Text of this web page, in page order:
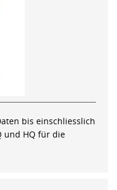
bis einschliesslich
und HQ für die